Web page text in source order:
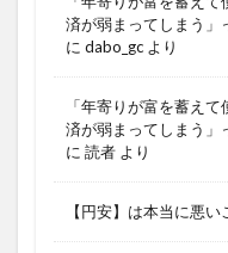
済が弱まってしまう」
に dabo_gc より
「年寄りが富を蓄え
済が弱まってしまう」
に 読者 より
【円安】は本当に悪い